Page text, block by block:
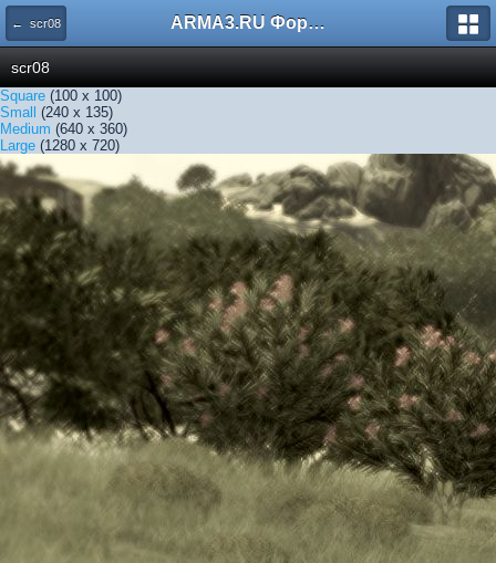
← scr08 ARMA3.RU Форум
scr08
Square (100 x 100)
Small (240 x 135)
Medium (640 x 360)
Large (1280 x 720)